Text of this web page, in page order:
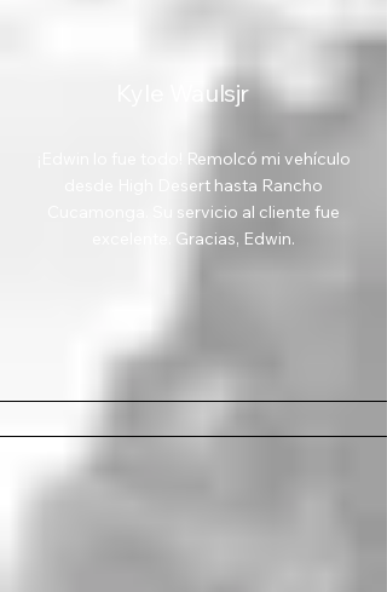
Kyle Waulsjr
¡Edwin lo fue todo! Remolcó mi vehículo
desde High Desert hasta Rancho
Cucamonga. Su servicio al cliente fue
excelente. Gracias, Edwin.